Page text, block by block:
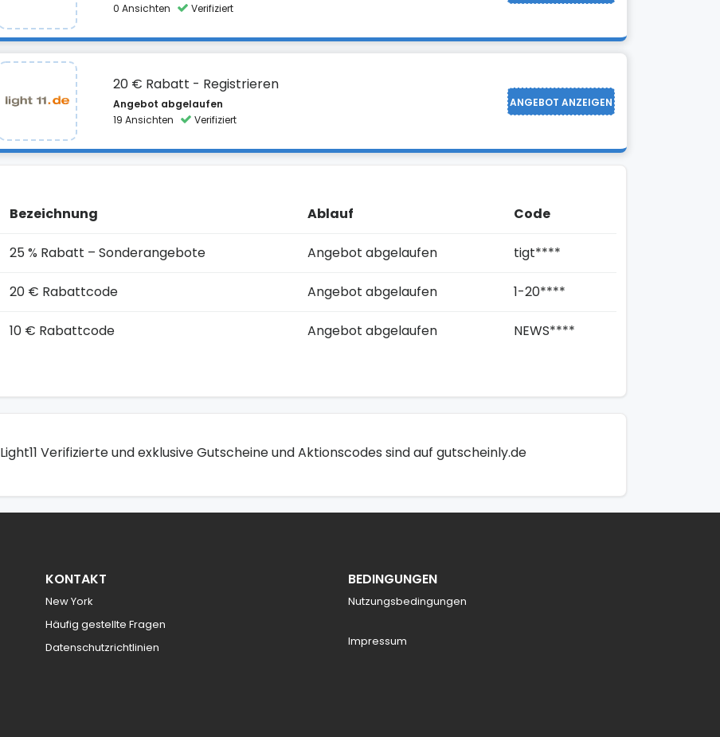
0 Ansichten
Verifiziert
20 € Rabatt - Registrieren
ANGEBOT ANZEIGEN
Angebot abgelaufen
19 Ansichten
Verifiziert
Bezeichnung Ablauf Code
25 % Rabatt – Sonderangebote Angebot abgelaufen tigt****
20 € Rabattcode Angebot abgelaufen 1-20****
10 € Rabattcode Angebot abgelaufen NEWS****
Light11 Verifizierte und exklusive Gutscheine und Aktionscodes sind auf gutscheinly.de
KONTAKT
New York
Häufig gestellte Fragen
Datenschutzrichtlinien
BEDINGUNGEN
Nutzungsbedingungen
Impressum